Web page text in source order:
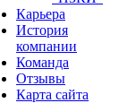
Карьера
История
компании
Команда
Отзывы
Карта сайта